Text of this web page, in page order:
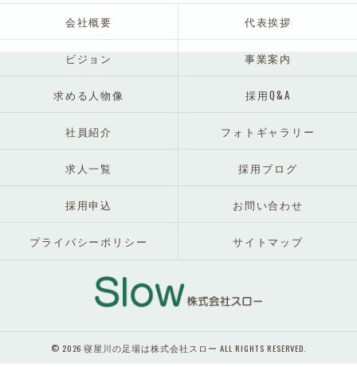
会社概要 代表挨拶
ビジョン 事業案内
求める人物像 採用Q&A
社員紹介 フォトギャラリー
求人一覧 採用ブログ
採用申込 お問い合わせ
プライバシーポリシー サイトマップ
© 2026 寝屋川の足場は株式会社スロー ALL RIGHTS RESERVED.